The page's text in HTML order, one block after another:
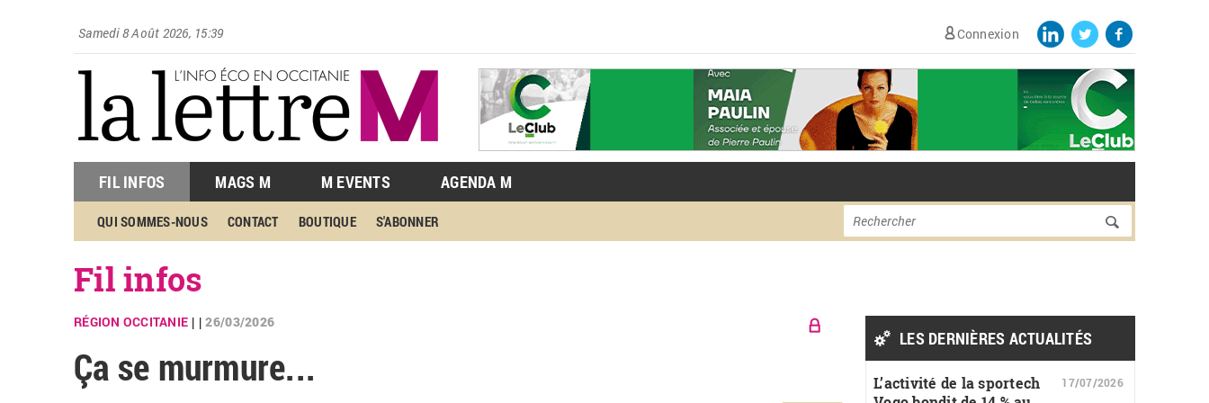
Samedi 8 Août 2026, 15:39 Connexion
FIL INFOS MAGS M M EVENTS AGENDA M
QUI SOMMES-NOUS CONTACT BOUTIQUE S'ABONNER Formulaire de
Rechercher
Fil infos
RÉGION OCCITANIE | |26/03/2026
Ça se murmure...
LES DERNIÈRES ACTUALITÉS
L’activité de la sportech
17/07/2026